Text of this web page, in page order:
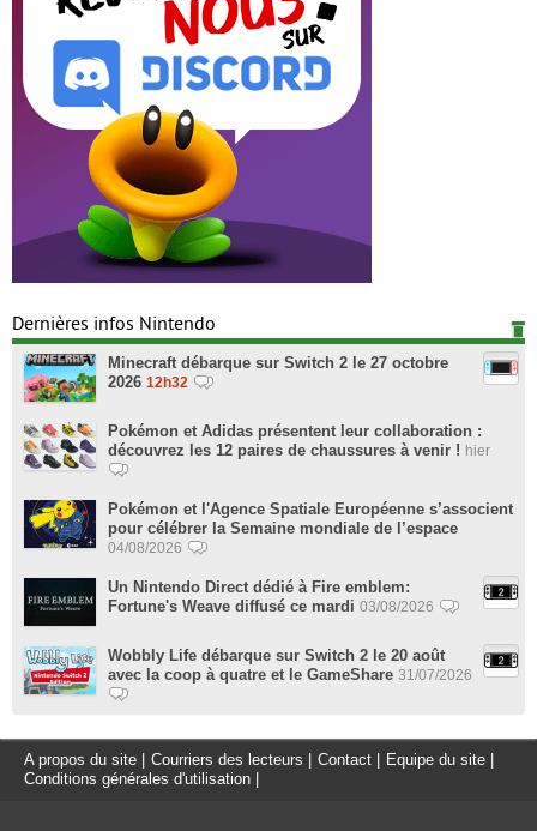
Dernières infos Nintendo
Minecraft débarque sur Switch 2 le 27 octobre
2026 12h32
Pokémon et Adidas présentent leur collaboration :
découvrez les 12 paires de chaussures à venir ! hier
Pokémon et l'Agence Spatiale Européenne s’associent
pour célébrer la Semaine mondiale de l’espace
04/08/2026
Un Nintendo Direct dédié à Fire emblem:
Fortune's Weave diffusé ce mardi 03/08/2026
Wobbly Life débarque sur Switch 2 le 20 août
avec la coop à quatre et le GameShare 31/07/2026
A propos du site Courriers des lecteurs Contact Equipe du site
Conditions générales d'utilisation